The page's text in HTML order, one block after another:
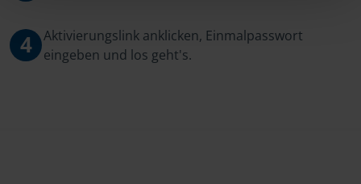
4
Aktivierungslink anklicken, Einmalpasswort
eingeben und los geht's.